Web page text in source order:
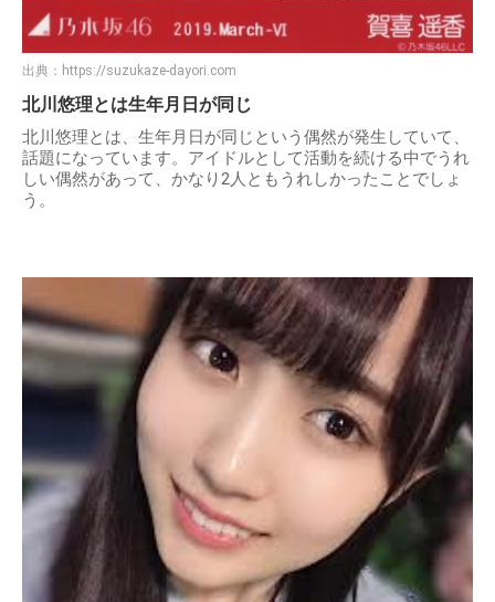
出典： https://suzukaze-dayori.com
北川悠理とは生年月日が同じ
北川悠理とは、生年月日が同じという偶然が発生していて、
話題になっています。アイドルとして活動を続ける中でうれ
しい偶然があって、かなり2人ともうれしかったことでしょ
う。